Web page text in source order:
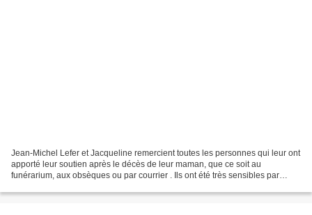
Jean-Michel Lefer et Jacqueline remercient toutes les personnes qui leur ont
apporté leur soutien après le décès de leur maman, que ce soit au
funérarium, aux obsèques ou par courrier . Ils ont été très sensibles par